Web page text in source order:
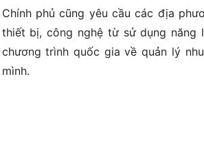
Chính phủ cũng yêu cầu các địa
thiết bị, công nghệ từ sử dụng năng
chương trình quốc gia về quản lý
mình.